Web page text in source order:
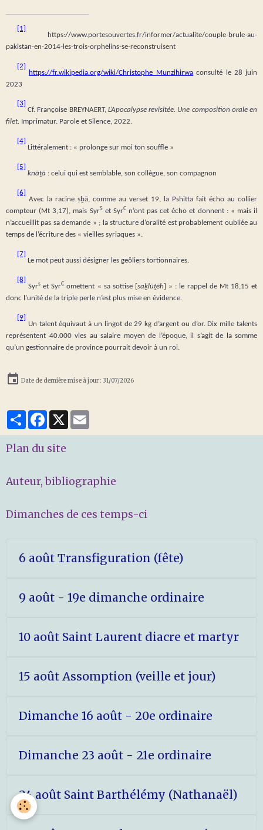
[1]
https://www.portesouvertes.fr/informer/actualite/couple-brule-au-
pakistan-en-2014-les-trois-orphelins-se-reconstruisent
[2]
https://fr.wikipedia.org/wiki/Christophe_Munzihirwa consulté le 28 juin
2023
[3]
Cf. Françoise BREYNAERT, L’Apocalypse revisitée. Une composition orale en
filet. Imprimatur. Parole et Silence, 2022.
[4]
Littéralement : « prolonge sur moi ton souffle »
[5]
knāṯā : celui qui est semblable, son collègue, son compagnon
[6]
Avec la racine ṣḇā, comme au verset 19, la Pshitta fait écho au collier
compteur (Mt 3,17), mais SyrSet SyrCn’ont pas cet écho et donnent : « mais il
n’accueillit pas sa demande » ; la structure d’oralité est probablement oubliée au
temps de l’écriture des « vieilles syriaques ».
[7]
Le mot peut aussi désigner les geôliers tortionnaires.
[8]
Syrs etSyrC omettent « sa sottise [saḵlūṯēh] » : le rappel de Mt 18,15 et
donc l’unité de la triple perle n’est plus mise en évidence.
[9]
Un talent équivaut à un lingot de 29 kg d’argent ou d’or. Dix mille talents
représentent 40.000 vies au salaire moyen de l’époque, il s’agit de la somme
qu’un gestionnaire de province pourrait devoir à un roi.
Date de dernière mise à jour : 31/07/2026
PartagerFacebook
X
Plan du site
Auteur, bibliographie
Dimanches de ces temps-ci
6 août Transfiguration (fête)
9 août - 19e dimanche ordinaire
10 août Saint Laurent diacre et martyr
15 août Assomption (veille et jour)
Dimanche 16 août - 20e ordinaire
Dimanche 23 août - 21e ordinaire
24 août Saint Barthélémy (Nathanaël)